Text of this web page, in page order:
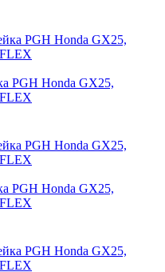
PGH Honda GX25,
PGH Honda GX25,